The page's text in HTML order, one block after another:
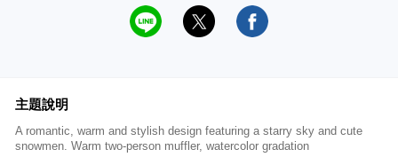
主題說明
A romantic, warm and stylish design featuring a starry sky and cute
snowmen. Warm two-person muffler, watercolor gradation